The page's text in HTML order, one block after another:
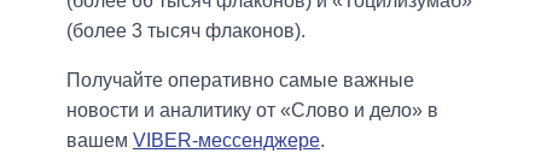
(более 3 тысяч флаконов).
Получайте оперативно самые важные
новости и аналитику от «Слово и дело» в
вашем VIBER-мессенджере.